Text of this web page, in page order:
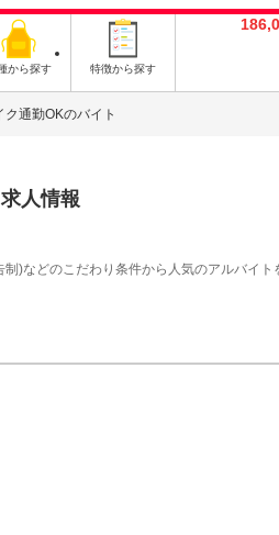
から探す 特徴から探す
ク通勤OKのバイト
人情報
)などのこだわり条件から人気のアルバイト